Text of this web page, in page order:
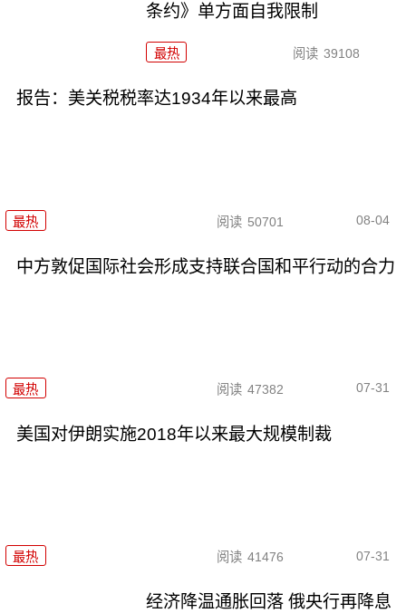
条约》单方面自我限制
最热 阅读 39108
报告：美关税税率达1934年以来最高
最热 阅读 50701 08-04
中方敦促国际社会形成支持联合国和平行动的合力
最热 阅读 47382 07-31
美国对伊朗实施2018年以来最大规模制裁
最热 阅读 41476 07-31
经济降温通胀回落 俄央行再降息